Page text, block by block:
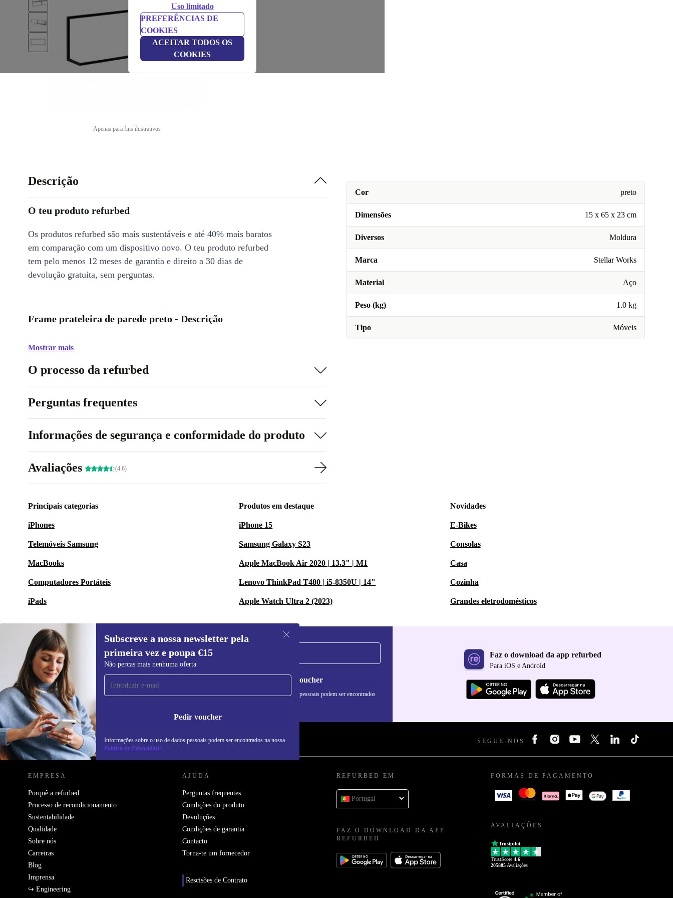
Uso limitado
PREFERÊNCIAS DE
COOKIES
ACEITAR TODOS OS
COOKIES
Apenas para fins ilustrativos
Cor preto
Dimensões 15 x 65 x 23 cm
Diversos Moldura
Marca Stellar Works
Material Aço
Peso (kg) 1.0 kg
Tipo Móveis
Descrição
O teu produto refurbed
Os produtos refurbed são mais sustentáveis e até 40% mais baratos
em comparação com um dispositivo novo. O teu produto refurbed
tem pelo menos 12 meses de garantia e direito a 30 dias de
devolução gratuita, sem perguntas.
Frame prateleira de parede preto - Descrição
Mostrar mais
O processo da refurbed
Perguntas frequentes
Informações de segurança e conformidade do produto
Avaliações (4.6)
Principais categorias
iPhones
Telemóveis Samsung
MacBooks
Computadores Portáteis
iPads
Produtos em destaque
iPhone 15
Samsung Galaxy S23
Apple MacBook Air 2020 | 13.3" | M1
Lenovo ThinkPad T480 | i5-8350U | 14"
Apple Watch Ultra 2 (2023)
Novidades
E-Bikes
Consolas
Casa
Cozinha
Grandes eletrodomésticos
Subscreve a nossa newsletter pela
primeira vez e poupa €15
Não percas mais nenhuma oferta
Pedir voucher
Informações sobre o uso de dados pessoais podem ser encontrados na nossa
Política de Privacidade
Subscreve a nossa newsletter pela
primeira vez e poupa 15€!
Não percas mais nenhuma oferta.
Pedir voucher
Informações sobre o uso de dados pessoais podem ser encontrados
Faz o download da app refurbed
Para iOS e Android
REFURBED PORTUGAL - RETHINK NEW. SEGUE-NOS
EMPRESA
Porquê a refurbed
Processo de recondicionamento
Sustentabilidade
Qualidade
Sobre nós
Carreiras
Blog
Imprensa
↪ Engineering
AJUDA
Perguntas frequentes
Condições do produto
Devoluções
Condições de garantia
Contacto
Torna-te um fornecedor
Rescisões de Contrato
REFURBED EM
Portugal
FAZ O DOWNLOAD DA APP
REFURBED
FORMAS DE PAGAMENTO
AVALIAÇÕES
Trustpilot
TrustScore 4.6
205885 Avaliações